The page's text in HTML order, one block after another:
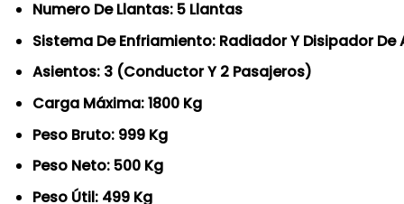
Numero De Llantas: 5 Llantas
Sistema De Enfriamiento: Radiador Y Disipador De
Asientos: 3 (Conductor Y 2 Pasajeros)
Carga Máxima: 1800 Kg
Peso Bruto: 999 Kg
Peso Neto: 500 Kg
Peso Útil: 499 Kg